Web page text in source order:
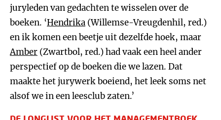
juryleden van gedachten te wisselen over de
boeken. ‘Hendrika (Willemse-Vreugdenhil, red.)
en ik komen een beetje uit dezelfde hoek, maar
Amber (Zwartbol, red.) had vaak een heel ander
perspectief op de boeken die we lazen. Dat
maakte het jurywerk boeiend, het leek soms net
alsof we in een leesclub zaten.’